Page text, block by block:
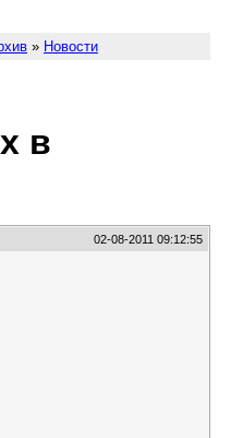
» Новости
в
02-08-2011 09:12:55